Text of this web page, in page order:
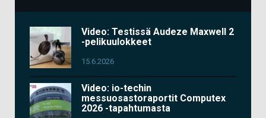
Video: Testissä Audeze Maxwell 2
-pelikuulokkeet
15.6.2026
Video: io-techin
messuosastoraportit Computex
2026 -tapahtumasta